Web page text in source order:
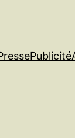
Publicité